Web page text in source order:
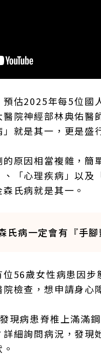
預估2025年每5位
院神經部林典佑
就是其一，更是
原因相當複雜，
「心理疾病」以
氏病就是其一。
氏病一定會有『手
56歲女性病患因
檢查，想申請身心
現病患脊椎上滿滿
細詢問病況，發